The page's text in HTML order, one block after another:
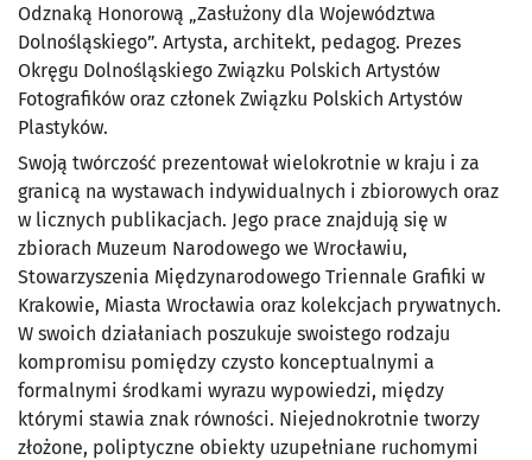
Odznaką Honorową „Zasłużony dla Województwa
Dolnośląskiego”. Artysta, architekt, pedagog. Prezes
Okręgu Dolnośląskiego Związku Polskich Artystów
Fotografików oraz członek Związku Polskich Artystów
Plastyków.
Swoją twórczość prezentował wielokrotnie w kraju i za
granicą na wystawach indywidualnych i zbiorowych oraz
w licznych publikacjach. Jego prace znajdują się w
zbiorach Muzeum Narodowego we Wrocławiu,
Stowarzyszenia Międzynarodowego Triennale Grafiki w
Krakowie, Miasta Wrocławia oraz kolekcjach prywatnych.
W swoich działaniach poszukuje swoistego rodzaju
kompromisu pomiędzy czysto konceptualnymi a
formalnymi środkami wyrazu wypowiedzi, między
którymi stawia znak równości. Niejednokrotnie tworzy
złożone, poliptyczne obiekty uzupełniane ruchomymi